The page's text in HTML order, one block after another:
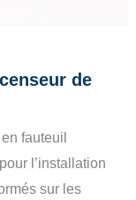
de
fauteuil
l’installation
sur les